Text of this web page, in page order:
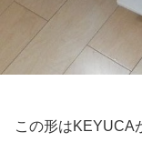
この形はKEYUCA